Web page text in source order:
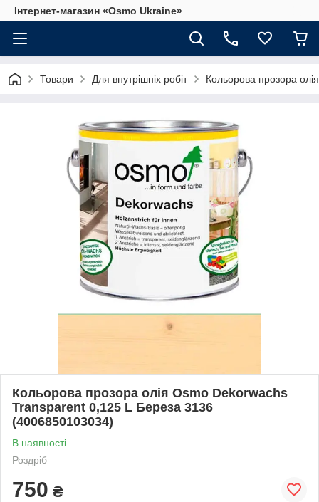
Інтернет-магазин «Osmo Ukraine»
Товари Для внутрішніх робіт Кольорова прозора
Кольорова прозора олія Osmo Dekorwachs
Transparent 0,125 L Береза 3136
(4006850103034)
В наявності
Роздріб
750 ₴